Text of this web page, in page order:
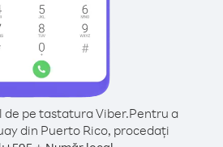
pe tastatura Viber.Pentru a
din Puerto Rico, procedați